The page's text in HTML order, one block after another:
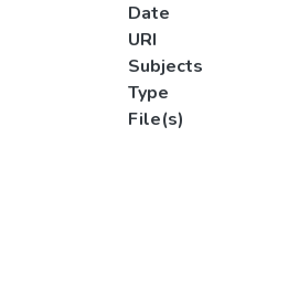
Date
URI
Subjects
Type
File(s)